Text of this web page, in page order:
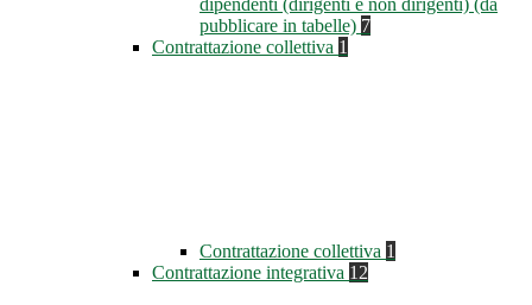
dipendenti (dirigenti e non dirigenti) (da
pubblicare in tabelle) 7
Contrattazione collettiva 1
Contrattazione collettiva 1
Contrattazione integrativa 12